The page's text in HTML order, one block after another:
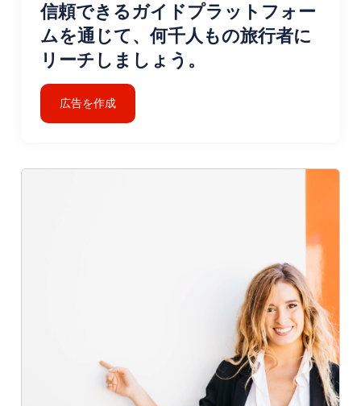
信頼できるガイドプラットフォー
ムを通じて、何千人もの旅行者に
リーチしましょう。
広告を作成